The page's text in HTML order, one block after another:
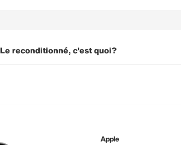
Le reconditionné, c'est quoi?
Apple